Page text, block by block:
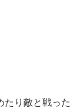
り敵と戦った